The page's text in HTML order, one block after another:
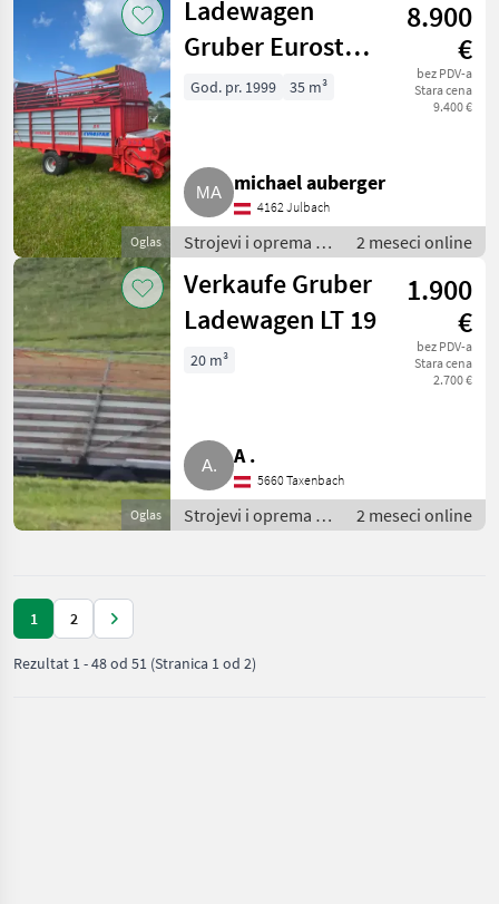
Samoutovarne
prikolice
Oglas
Ladewagen
Gruber Eurostar
35
8.900
€
bez PDV-a
Stara cena
9.400 €
God. pr. 1999 35 m³
michael auberger
4162 Julbach
Strojevi i oprema za
travu i baliranje /
Samoutovarne
prikolice
2 meseci online
Oglas
Verkaufe Gruber
Ladewagen LT 19
1.900
€
bez PDV-a
Stara cena
2.700 €
20 m³
A .
5660 Taxenbach
Strojevi i oprema za
travu i baliranje /
2 meseci online
1 2
Rezultat 1-48od 51 (Stranica 1 od 2)